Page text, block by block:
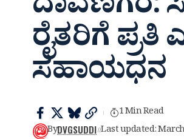
ರೈತರಿಗೆ
ಸಹಾಯಧನ
ByDVGSUDDI Last updated: March
1 Min Read